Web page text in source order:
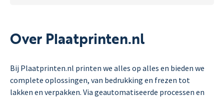
Over Plaatprinten.nl
Bij Plaatprinten.nl printen we alles op alles en bieden we
complete oplossingen, van bedrukking en frezen tot
lakken en verpakken. Via geautomatiseerde processen en